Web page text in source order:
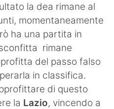
la dea rimane al
momentaneamente
ha una partita in
rimane
del passo falso
in classifica.
di questo
la Lazio, vincendo a